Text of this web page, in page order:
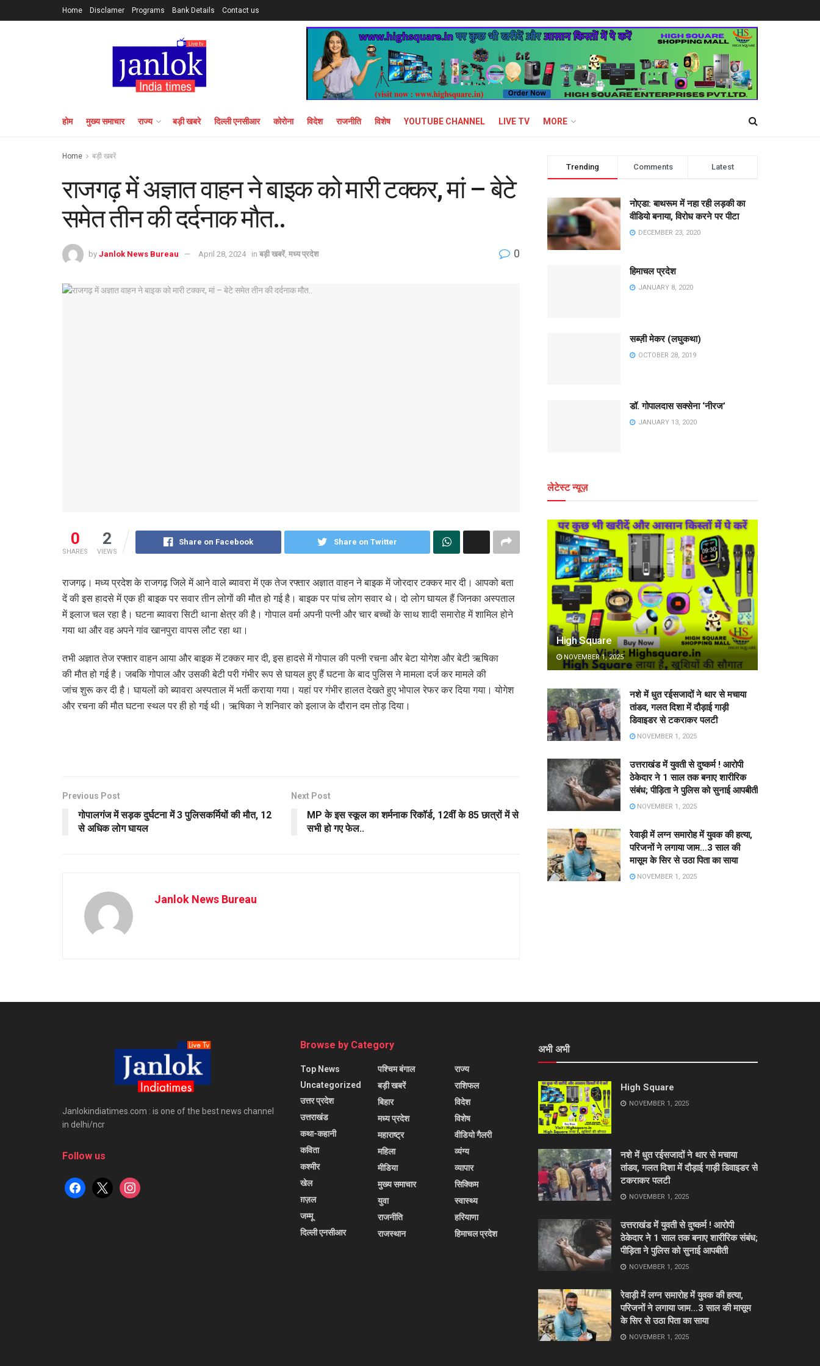
Home Disclamer Programs Bank Details Contact us
होम मुख्य समाचार राज्य बड़ी खबरे दिल्ली एनसीआर कोरोना विदेश राजनीति विशेष YOUTUBE CHANNEL LIVE TV MORE
Home बड़ी खबरें
राजगढ़ में अज्ञात वाहन ने बाइक को मारी टक्कर, मां – बेटे
समेत तीन की दर्दनाक मौत..
by Janlok News Bureau April 28, 2024 in बड़ी खबरें, मध्य प्रदेश 0
0
SHARES
2
VIEWS
Share on Facebook Share on Twitter
राजगढ़। मध्य प्रदेश के राजगढ़ जिले में आने वाले ब्यावरा में एक तेज रफ्तार अज्ञात वाहन ने बाइक में जोरदार टक्कर मार दी। आपको बता
दें की इस हादसे में एक ही बाइक पर सवार तीन लोगों की मौत हो गई है। बाइक पर पांच लोग सवार थे। दो लोग घायल हैं जिनका अस्पताल
में इलाज चल रहा है। घटना ब्यावरा सिटी थाना क्षेत्र की है। गोपाल वर्मा अपनी पत्नी और चार बच्चों के साथ शादी समारोह में शामिल होने
गया था और वह अपने गांव खानपुरा वापस लौट रहा था।
तभी अज्ञात तेज रफ्तार वाहन आया और बाइक में टक्कर मार दी, इस हादसे में गोपाल की पत्नी रचना और बेटा योगेश और बेटी ऋषिका
की मौत हो गई है। जबकि गोपाल और उसकी बेटी परी गंभीर रूप से घायल हुए हैं घटना के बाद पुलिस ने मामला दर्ज कर मामले की
जांच शुरू कर दी है। घायलों को ब्यावरा अस्पताल में भर्ती कराया गया। यहां पर गंभीर हालत देखते हुए भोपाल रेफर कर दिया गया। योगेश
और रचना की मौत घटना स्थल पर ही हो गई थी। ऋषिका ने शनिवार को इलाज के दौरान दम तोड़ दिया।
Previous Post
गोपालगंज में सड़क दुर्घटना में 3 पुलिसकर्मियों की मौत, 12
से अधिक लोग घायल
Next Post
MP के इस स्कूल का शर्मनाक रिकॉर्ड, 12वीं के 85 छात्रों में से
सभी हो गए फेल..
Janlok News Bureau
Trending Comments Latest
नोएडा: बाथरूम में नहा रही लड़की का
वीडियो बनाया, विरोध करने पर पीटा
DECEMBER 23, 2020
हिमाचल प्रदेश
JANUARY 8, 2020
सब्ज़ी मेकर (लघुकथा)
OCTOBER 28, 2019
डॉ. गोपालदास सक्सेना ‘नीरज’
JANUARY 13, 2020
लेटेस्ट न्यूज़
High Square
NOVEMBER 1, 2025
नशे में धुत रईसजादों ने थार से मचाया
तांडव, गलत दिशा में दौड़ाई गाड़ी
डिवाइडर से टकराकर पलटी
NOVEMBER 1, 2025
उत्तराखंड में युवती से दुष्कर्म ! आरोपी
ठेकेदार ने 1 साल तक बनाए शारीरिक
संबंध; पीड़िता ने पुलिस को सुनाई आपबीती
NOVEMBER 1, 2025
रेवाड़ी में लग्न समारोह में युवक की हत्या,
परिजनों ने लगाया जाम…3 साल की
मासूम के सिर से उठा पिता का साया
NOVEMBER 1, 2025
Janlokindiatimes.com : is one of the best news channel
in delhi/ncr
Follow us
facebook
x instagram
Browse by Category
Top News
Uncategorized
उत्तर प्रदेश
उत्तराखंड
कथा-कहानी
कविता
कश्मीर
खेल
ग़ज़ल
जम्मू
दिल्ली एनसीआर
पश्चिम बंगाल
बड़ी खबरें
बिहार
मध्य प्रदेश
महाराष्ट्र
महिला
मीडिया
मुख्य समाचार
युवा
राजनीति
राजस्थान
राज्य
राशिफल
विदेश
विशेष
वीडियो गैलरी
व्यंग्य
व्यापार
सिक्किम
स्वास्थ्य
हरियाणा
हिमाचल प्रदेश
अभी अभी
High Square
NOVEMBER 1, 2025
नशे में धुत रईसजादों ने थार से मचाया
तांडव, गलत दिशा में दौड़ाई गाड़ी डिवाइडर से
टकराकर पलटी
NOVEMBER 1, 2025
उत्तराखंड में युवती से दुष्कर्म ! आरोपी
ठेकेदार ने 1 साल तक बनाए शारीरिक संबंध;
पीड़िता ने पुलिस को सुनाई आपबीती
NOVEMBER 1, 2025
रेवाड़ी में लग्न समारोह में युवक की हत्या,
परिजनों ने लगाया जाम…3 साल की मासूम
के सिर से उठा पिता का साया
NOVEMBER 1, 2025